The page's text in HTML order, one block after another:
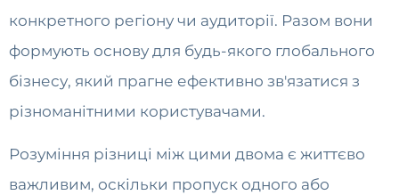
конкретного регіону чи аудиторії. Разом вони
формують основу для будь-якого глобального
бізнесу, який прагне ефективно зв'язатися з
різноманітними користувачами.
Розуміння різниці між цими двома є життєво
важливим, оскільки пропуск одного або